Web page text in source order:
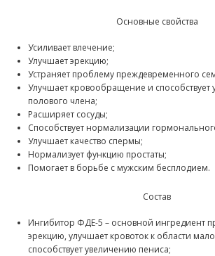
Основные свойства
Усиливает влечение;
Улучшает эрекцию;
Устраняет проблему преждевременного
Улучшает кровообращение и способствует
полового члена;
Расширяет сосуды;
Способствует нормализации
Улучшает качество спермы;
Нормализует функцию простаты;
Помогает в борьбе с мужским бесплодием.
Состав
Ингибитор ФДЕ-5 – основной ингредиент
эрекцию, улучшает кровоток к области
способствует увеличению пениса;